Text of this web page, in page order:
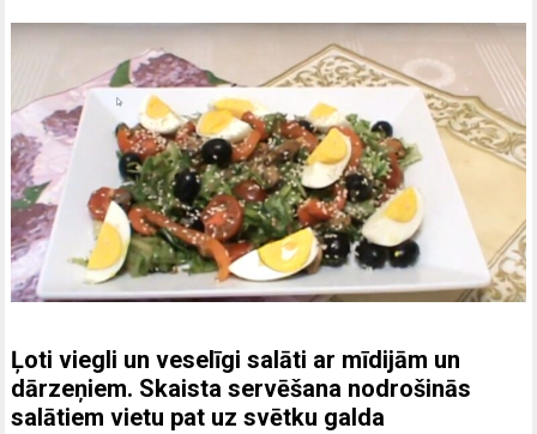
Ļoti viegli un veselīgi salāti ar mīdijām un
dārzeņiem. Skaista servēšana nodrošinās
salātiem vietu pat uz svētku galda